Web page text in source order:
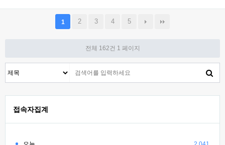
1 2 3 4 5
전체 162건 1 페이지
접속자집계